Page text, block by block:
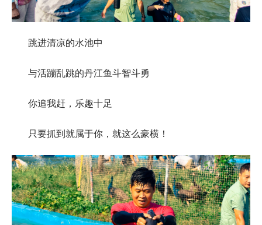
跳进清凉的水池中
与活蹦乱跳的丹江鱼斗智斗勇
你追我赶，乐趣十足
只要抓到就属于你，就这么豪横！